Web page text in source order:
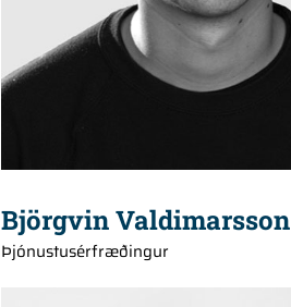
Björgvin Valdimarsson
Þjónustusérfræðingur